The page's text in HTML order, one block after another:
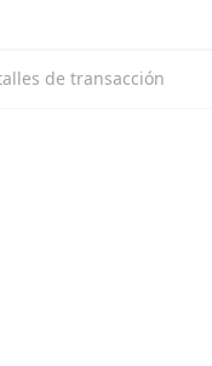
de transacción